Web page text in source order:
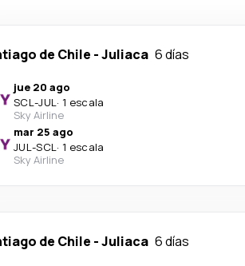
de Chile -Juliaca 6 días
jue 20 ago
SCL-JUL· 1 escala
Sky Airline
mar 25 ago
JUL-SCL· 1 escala
Sky Airline
de Chile -Juliaca 6 días